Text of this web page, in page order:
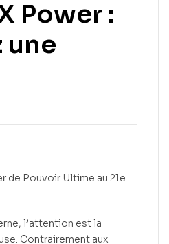
Power :
une
de Pouvoir Ultime au 21e
l’attention est la
Contrairement aux